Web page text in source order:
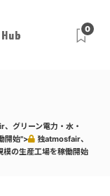
0
グリーン電力・水・
開始">
独atmosfair、
模の生産工場を稼働開始